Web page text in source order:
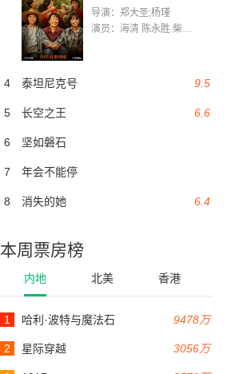
导演：郑大圣;杨瑾
演员：海清 陈永胜 柴烨 王玥婷 万国鹏 美朵达瓦 赵瑞婷 罗解艳 郭莉娜 潘家艳
9.5
4 泰坦尼克号
6.6
5 长空之王
6 坚如磐石
7 年会不能停
6.4
8 消失的她
本周票房榜
内地 北美 香港
9478万
1 哈利·波特与魔法石
3056万
2 星际穿越
7.2
124分钟
夜夜春宵
55分钟